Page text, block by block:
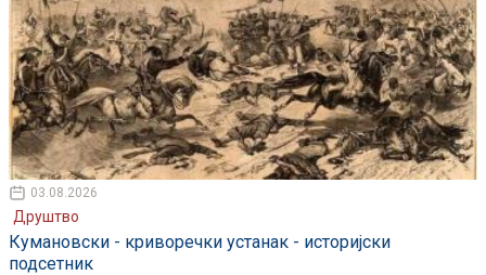
03.08.2026
Друштво
Кумановски - криворечки устанак - историјски
подсетник